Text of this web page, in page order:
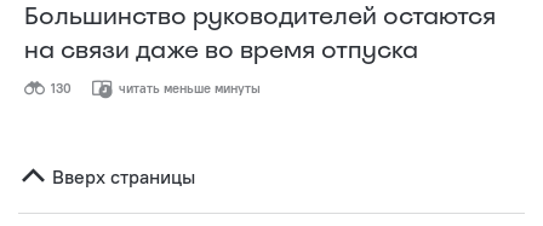
Большинство руководителей остаются
на связи даже во время отпуска
130 читать меньше минуты
Вверх страницы